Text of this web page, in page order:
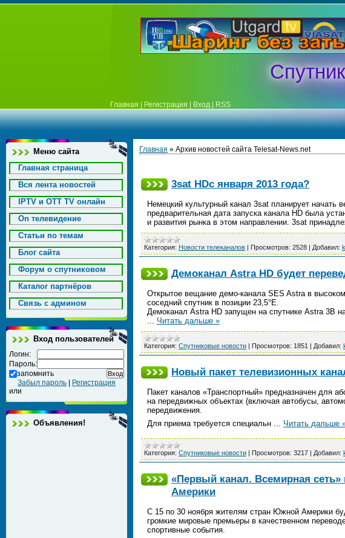
Главная Регистрация Вход RSS
Меню сайта
Главная страница
Вся лента новостей
IPTV и OTT TV онлайн
On телевидение
Статьи по темам
Блог сайта
Форум о спутниковом
Каталог партнёров
Cвязь с админом
Вход пользователей
Логин:
Пароль:
запомнить
Забыл пароль
Регистрация
или
Объявления!
Главная » Архив новостей сайта Telesat-News.net
3sat HDс января 2013 года?
Немецкий культурный канал 3sat планирует
предварительная дата запуска канала HD была
и развития рынка в этом направлении. 3sat
Категория: Новости телеканалов | Просмотров: 2528 | Добавил:
Демоканал Astra HD будет
Открытое вещание демо-канала SES Astra в
соседний спутник в позиции 23,5°Е.
Демоканал Astra HD запущен на спутнике Astra 3B
... Читать дальше »
Категория: Спутниковые новости | Просмотров: 1851 | Добавил:
Новый пакет телевизионных
Пакет каналов «Транспортный» предназначен для
на передвижных объектах (включая автобусы,
передвижения.
Для приема требуется специальн ... Читать дальше
Категория: Спутниковые новости | Просмотров: 3217 | Добавил:
«Первый канал. Всемирная сеть»
Америки
С 15 по 30 ноября жителям стран Южной Америки
громкие мировые премьеры в качественном
спортивные события.